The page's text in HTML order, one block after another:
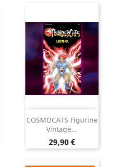
COSMOCATS Figurine
Vintage...
Prix
29,90 €